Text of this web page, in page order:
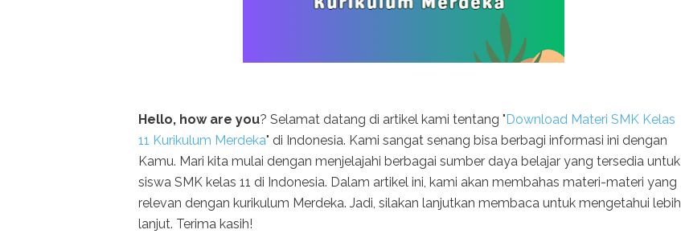
Hello, how are you? Selamat datang di artikel kami tentang " Download Materi SMK Kelas
11 Kurikulum Merdeka" di Indonesia. Kami sangat senang bisa berbagi informasi ini dengan
Kamu. Mari kita mulai dengan menjelajahi berbagai sumber daya belajar yang tersedia untuk
siswa SMK kelas 11 di Indonesia. Dalam artikel ini, kami akan membahas materi-materi yang
relevan dengan kurikulum Merdeka. Jadi, silakan lanjutkan membaca untuk mengetahui lebih
lanjut. Terima kasih!